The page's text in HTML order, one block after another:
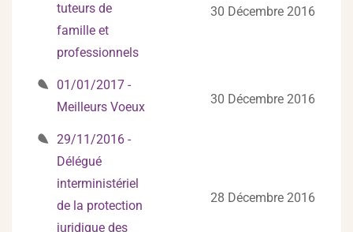
tuteurs de
famille et
professionnels
30 Décembre 2016
01/01/2017 -
Meilleurs Voeux
30 Décembre 2016
29/11/2016 -
Délégué
interministériel
de la protection
juridique des
28 Décembre 2016